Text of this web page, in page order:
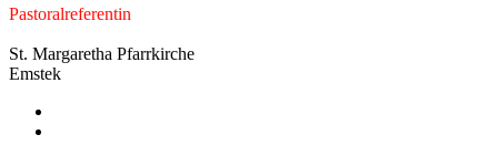
Pastoralreferentin
St. Margaretha Pfarrkirche
Emstek